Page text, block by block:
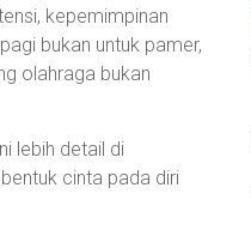
kepemimpinan
bukan untuk pamer,
olahraga bukan
lebih detail di
cinta pada diri